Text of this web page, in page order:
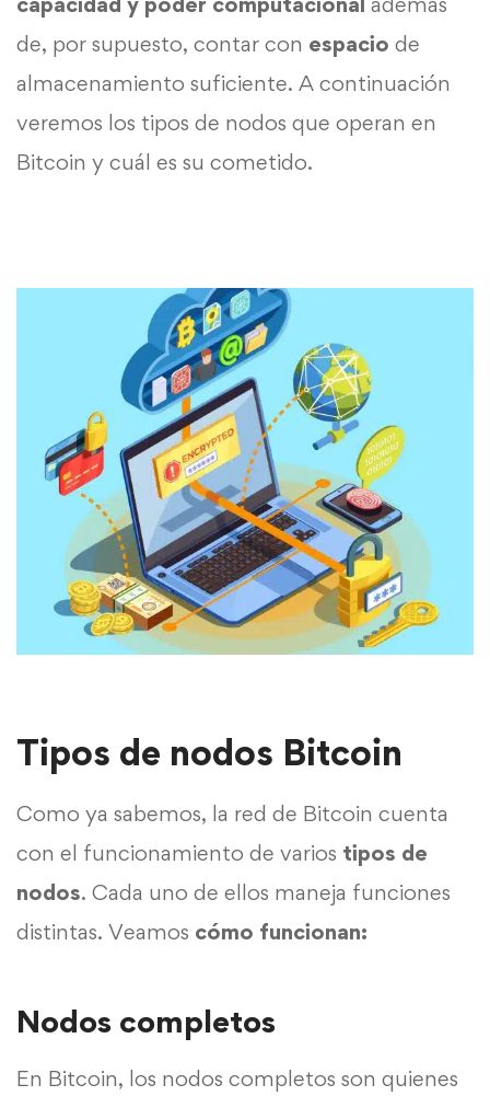
de, por supuesto, contar con espacio de
almacenamiento suficiente. A continuación
veremos los tipos de nodos que operan en
Bitcoin y cuál es su cometido.
Tipos de nodos Bitcoin
Como ya sabemos, la red de Bitcoin cuenta
con el funcionamiento de varios tipos de
nodos. Cada uno de ellos maneja funciones
distintas. Veamos cómo funcionan:
Nodos completos
En Bitcoin, los nodos completos son quienes